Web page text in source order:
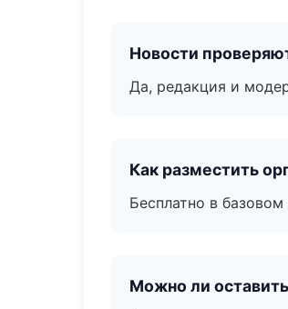
Новости
Да, редакция и
Как разместить
Бесплатно в
Можно ли